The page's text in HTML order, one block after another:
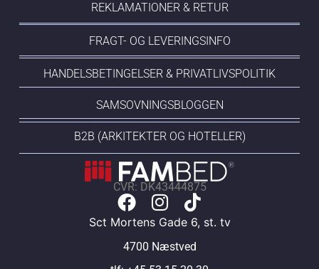
REKLAMATIONER & RETUR
FRAGT- OG LEVERINGSINFO
HANDELSBETINGELSER & PRIVATLIVSPOLITIK
SAMSOVNINGSBLOGGEN
B2B (ARKITEKTER OG HOTELLER)
CVR: DK43444875
Sct Mortens Gade 6, st. tv
4700 Næstved